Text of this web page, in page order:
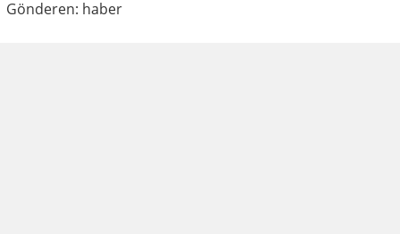
Gönderen: haber